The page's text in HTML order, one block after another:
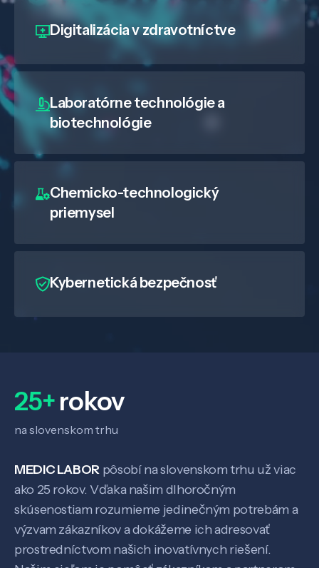
Digitalizáciav zdravotníctve
Laboratórne technológie a
biotechnológie
Chemicko-technologický
priemysel
Kybernetická bezpečnosť
25+rokov
na slovenskom trhu
MEDIC LABOR pôsobí na slovenskom trhu už viac
ako 25 rokov. Vďaka našim dlhoročným
skúsenostiam rozumieme jedinečným potrebám a
výzvam zákazníkov a dokážeme ich adresovať
prostredníctvom našich inovatívnych riešení.